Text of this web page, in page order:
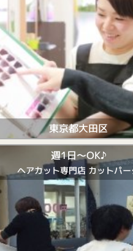
東京都大田区
週1日～OK♪
ヘアカット専門店 カットパー